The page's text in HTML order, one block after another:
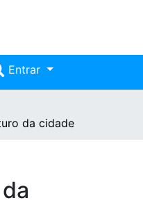
Entrar
da cidade